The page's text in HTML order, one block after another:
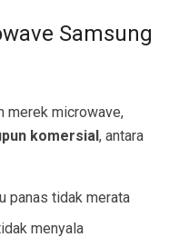
Samsung
merek microwave,
komersial, antara
panas tidak merata
menyala